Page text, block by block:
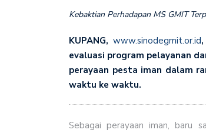
Kebaktian Perhadapan MS GMIT
KUPANG,www.sinodegmit.or.id
evaluasi program pelayanan
perayaan pesta iman dalam
waktu ke waktu.
Sebagai perayaan iman, baru